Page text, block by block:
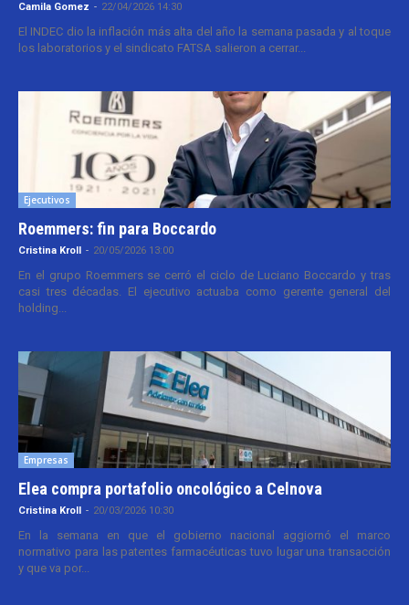
Camila Gomez - 22/04/2026 14:30
El INDEC dio la inflación más alta del año la semana pasada y al toque
los laboratorios y el sindicato FATSA salieron a cerrar...
Ejecutivos
Roemmers: fin para Boccardo
Cristina Kroll - 20/05/2026 13:00
En el grupo Roemmers se cerró el ciclo de Luciano Boccardo y tras
casi tres décadas. El ejecutivo actuaba como gerente general del
holding...
Empresas
Elea compra portafolio oncológico a Celnova
Cristina Kroll - 20/03/2026 10:30
En la semana en que el gobierno nacional aggiornó el marco
normativo para las patentes farmacéuticas tuvo lugar una transacción
y que va por...